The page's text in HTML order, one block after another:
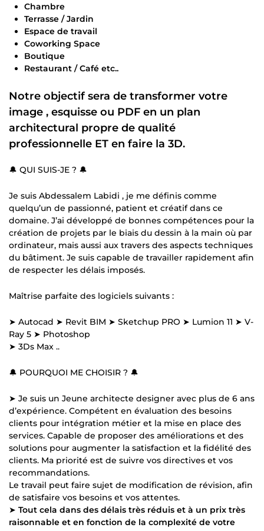
Chambre
Terrasse / Jardin
Espace de travail
Coworking Space
Boutique
Restaurant / Café etc..
Notre objectif sera de transformer votre
image , esquisse ou PDF en un plan
architectural propre de qualité
professionnelle ET en faire la 3D.
🔔 QUI SUIS-JE ? 🔔
Je suis Abdessalem Labidi , je me définis comme
quelqu’un de passionné, patient et créatif dans ce
domaine. J’ai développé de bonnes compétences pour la
création de projets par le biais du dessin à la main où par
ordinateur, mais aussi aux travers des aspects techniques
du bâtiment. Je suis capable de travailler rapidement afin
de respecter les délais imposés.
Maîtrise parfaite des logiciels suivants :
➤ Autocad ➤ Revit BIM ➤ Sketchup PRO ➤ Lumion 11 ➤ V-
Ray 5 ➤ Photoshop
➤ 3Ds Max ..
🔔 POURQUOI ME CHOISIR ? 🔔
➤ Je suis un Jeune architecte designer avec plus de 6 ans
d’expérience. Compétent en évaluation des besoins
clients pour intégration métier et la mise en place des
services. Capable de proposer des améliorations et des
solutions pour augmenter la satisfaction et la fidélité des
clients. Ma priorité est de suivre vos directives et vos
recommandations.
Le travail peut faire sujet de modification de révision, afin
de satisfaire vos besoins et vos attentes.
➤ Tout cela dans des délais très réduis et à un prix très
raisonnable et en fonction de la complexité de votre